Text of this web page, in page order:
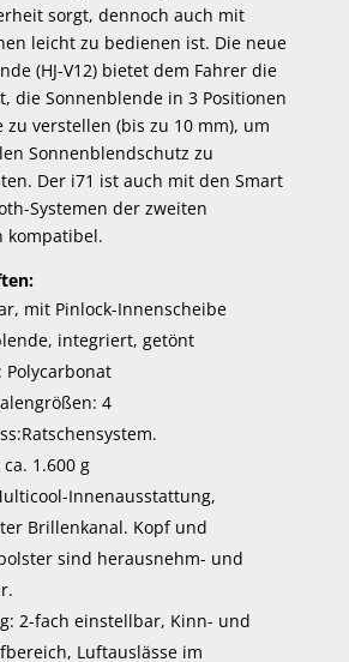
sorgt, dennoch auch mit
leicht zu bedienen ist. Die neue
(HJ-V12) bietet dem Fahrer die
die Sonnenblende in 3 Positionen
zu verstellen (bis zu 10 mm), um
Sonnenblendschutz zu
Der i71 ist auch mit den Smart
Systemen der zweiten
kompatibel.
mit Pinlock-Innenscheibe
integriert, getönt
Polycarbonat
4
1.600 g
Innenausstattung,
Brillenkanal. Kopf und
sind herausnehm- und
2-fach einstellbar, Kinn- und
Luftauslässe im